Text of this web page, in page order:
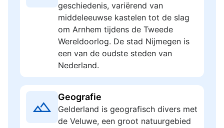
geschiedenis, variërend van
middeleeuwse kastelen tot de slag
om Arnhem tijdens de Tweede
Wereldoorlog. De stad Nijmegen is
een van de oudste steden van
Nederland.
Geografie
Gelderland is geografisch divers met
de Veluwe, een groot natuurgebied